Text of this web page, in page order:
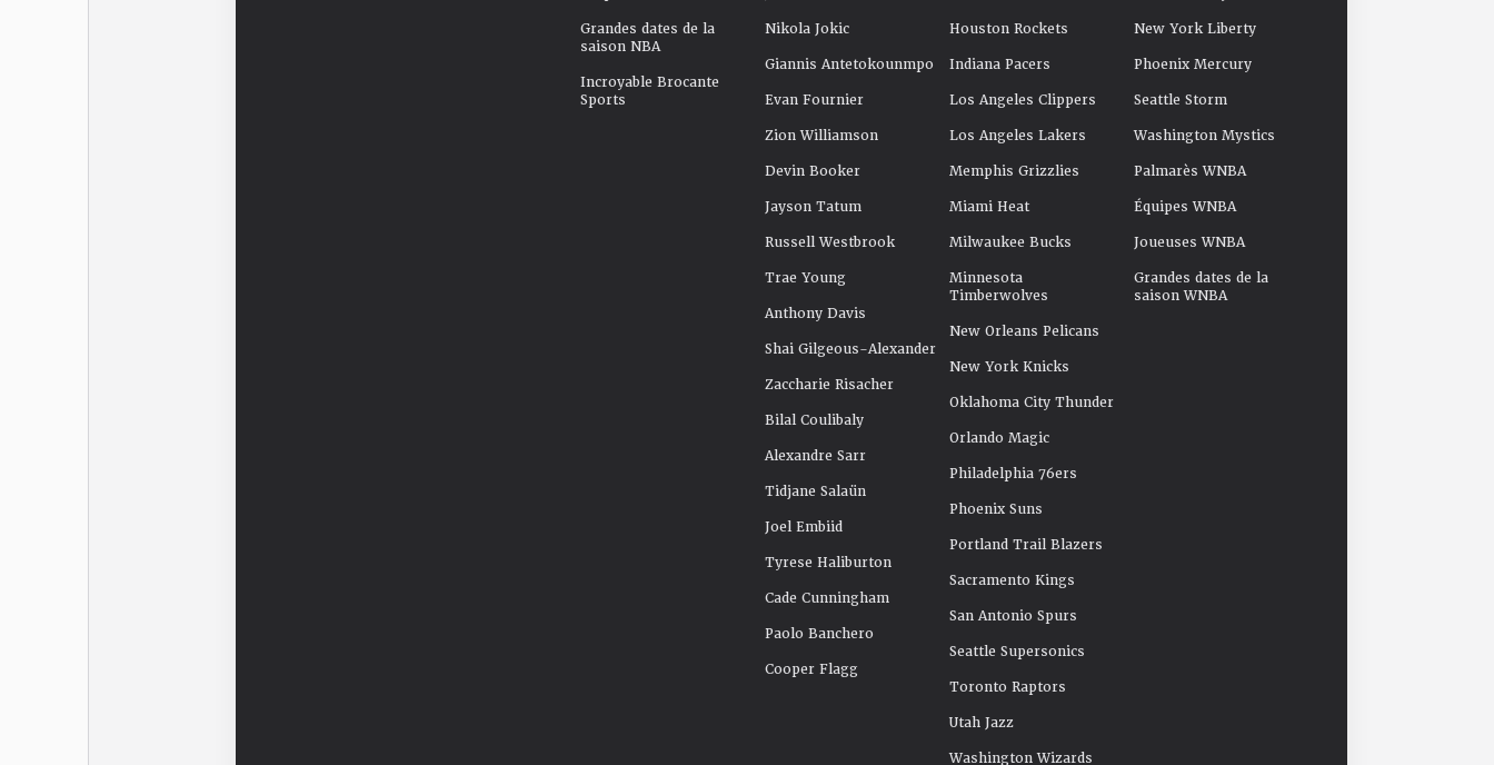
Grandes dates de la
saison NBA
Incroyable Brocante
Sports
Nikola Jokic
Giannis Antetokounmpo
Evan Fournier
Zion Williamson
Devin Booker
Jayson Tatum
Russell Westbrook
Trae Young
Anthony Davis
Shai Gilgeous-Alexander
Zaccharie Risacher
Bilal Coulibaly
Alexandre Sarr
Tidjane Salaün
Joel Embiid
Tyrese Haliburton
Cade Cunningham
Paolo Banchero
Cooper Flagg
Houston Rockets
Indiana Pacers
Los Angeles Clippers
Los Angeles Lakers
Memphis Grizzlies
Miami Heat
Milwaukee Bucks
Minnesota
Timberwolves
New Orleans Pelicans
New York Knicks
Oklahoma City Thunder
Orlando Magic
Philadelphia 76ers
Phoenix Suns
Portland Trail Blazers
Sacramento Kings
San Antonio Spurs
Seattle Supersonics
Toronto Raptors
Utah Jazz
Washington Wizards
New York Liberty
Phoenix Mercury
Seattle Storm
Washington Mystics
Palmarès WNBA
Équipes WNBA
Joueuses WNBA
Grandes dates de la
saison WNBA